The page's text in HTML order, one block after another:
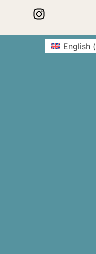
English(